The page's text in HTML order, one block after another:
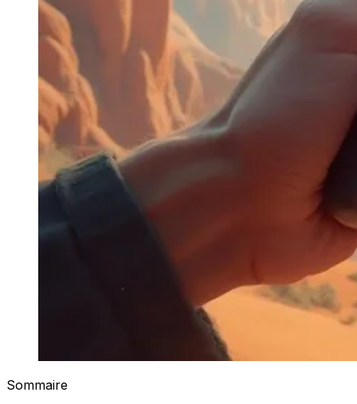
Sommaire